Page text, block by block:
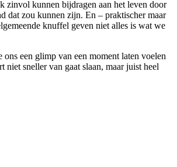
zinvol kunnen bijdragen aan het leven door
dat zou kunnen zijn. En – praktischer maar
knuffel geven niet alles is wat we
een glimp van een moment laten voelen
sneller van gaat slaan, maar juist heel